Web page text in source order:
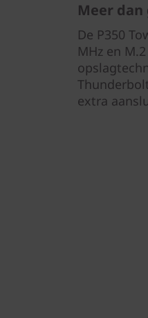
Meer
De P350
MHz en
extra